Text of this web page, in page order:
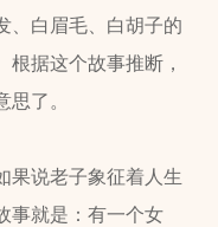
、白眉毛、白胡子的
据这个故事推断，
了。
果说老子象征着人生
事就是：有一个女